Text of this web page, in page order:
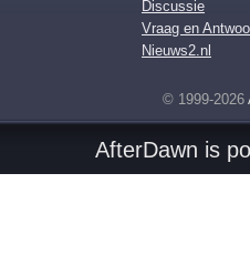
Discussie
Vraag en
Nieuws2.nl
© 1999-2026
AfterDawn is